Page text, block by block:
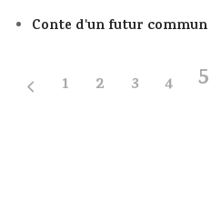
Conte d'un futur commun
1 2 3 4 5